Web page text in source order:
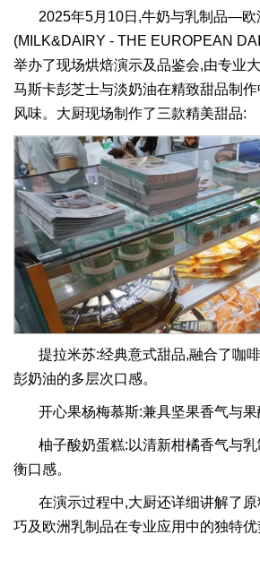
2025年5月10日,牛奶与乳制品—欧
(MILK&DAIRY - THE EUROPEAN
举办了现场烘焙演示及品鉴会,由专业
马斯卡彭芝士与淡奶油在精致甜品制
风味。大厨现场制作了三款精美甜品:
提拉米苏:经典意式甜品,融合了咖
彭奶油的多层次口感。
开心果杨梅慕斯:兼具坚果香气与果
柚子酸奶蛋糕:以清新柑橘香气与
衡口感。
在演示过程中,大厨还详细讲解了
巧及欧洲乳制品在专业应用中的独特优